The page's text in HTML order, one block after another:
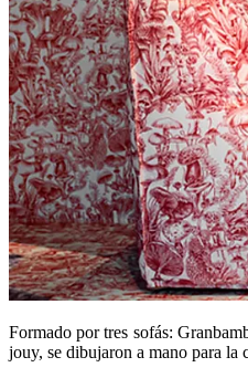
Formado por tres sofás:
jouy, se dibujaron a mano para la